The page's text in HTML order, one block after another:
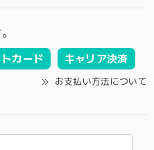
カード キャリア決済
お支払い方法について